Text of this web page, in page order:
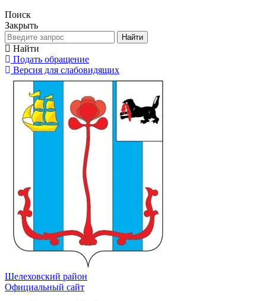
Поиск
Закрыть
Найти
Найти
Подать обращение
Версия для слабовидящих
Шелеховский район
Официальный сайт